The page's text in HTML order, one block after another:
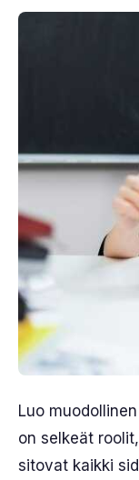
Luo
on selkeät
sitovat kaikki